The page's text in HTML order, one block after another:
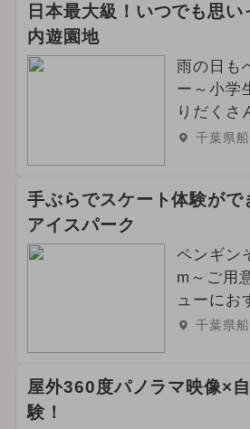
2025年4月のイベント
2024年8月のイベント
2025年1月のイベント
2026年4月のイベント
2024年10月のイベント
2025年2月のイベント
2025年5月のイベント
夏休み（日帰り）
日本最大級！いつでも思
内遊園地
雨の日も
ー～小学
りだくさ
千葉県
手ぶらでスケート体験がで
アイスパーク
ペンギン
m～ご用
ューにお
千葉県
屋外360度パノラマ映像×
験！